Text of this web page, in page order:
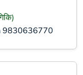
9830636770